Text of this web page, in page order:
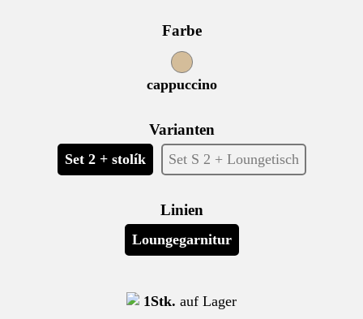
Farbe
cappuccino
Varianten
Set 2 + stolík Set S 2 + Loungetisch
Linien
Loungegarnitur
1Stk. auf Lager